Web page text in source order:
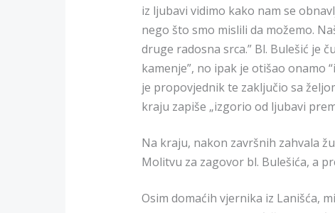
iz ljubavi vidimo kako nam se
nego što smo mislili da možemo.
druge radosna srca.” Bl. Bulešić je
kamenje”, no ipak je otišao onamo
je propovjednik te zaključio sa
kraju zapiše „izgorio od ljubavi
Na kraju, nakon završnih zahvala
Molitvu za zagovor bl. Bulešića, a
Osim domaćih vjernika iz Lanišća,